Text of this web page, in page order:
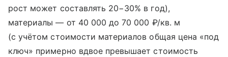
рост может составлять 20−30% в год),
материалы — от 40 000 до 70 000 ₽/кв. м
(с учётом стоимости материалов общая цена «под
ключ» примерно вдвое превышает стоимость